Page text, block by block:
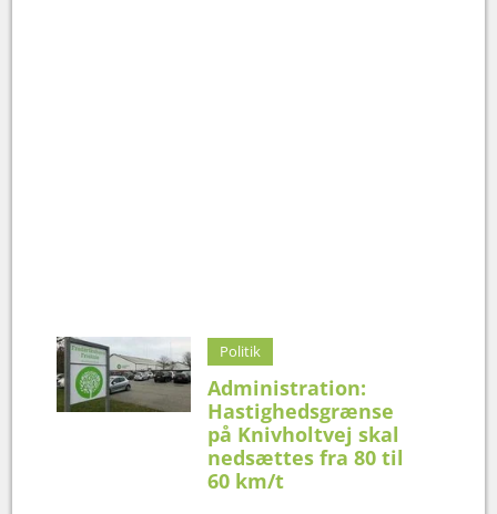
Politik
Administration:
Hastighedsgrænse
på Knivholtvej skal
nedsættes fra 80 til
60 km/t